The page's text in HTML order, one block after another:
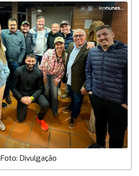
Foto: Divulgação